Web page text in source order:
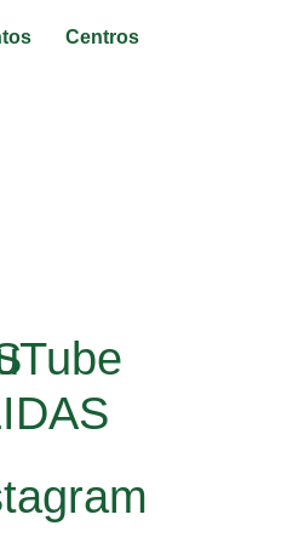
Centros